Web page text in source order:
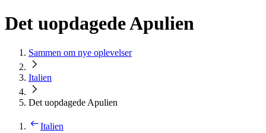
Det uopdagede Apulien
Sammen om nye oplevelser
Italien
Det uopdagede Apulien
Italien